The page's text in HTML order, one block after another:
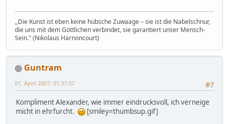
,,Die Kunst ist eben keine hübsche Zuwaage – sie ist die Nabelschnur,
die uns mit dem Göttlichen verbindet, sie garantiert unser Mensch-
Sein." (Nikolaus Harnoncourt)
Guntram
#7
01. April 2007, 01:37:07
Kompliment Alexander, wie immer eindrucksvoll, ich verneige
micht in ehrfurcht.
[smiley=thumbsup.gif]